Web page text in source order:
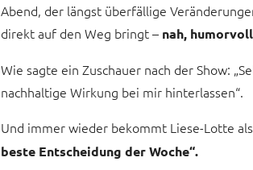
Abend, der längst überfällige
direkt auf den Weg bringt – nah,
Wie sagte ein Zuschauer nach der Show:
nachhaltige Wirkung bei mir hinterlassen“.
Und immer wieder bekommt Liese-Lotte
beste Entscheidung der Woche“.